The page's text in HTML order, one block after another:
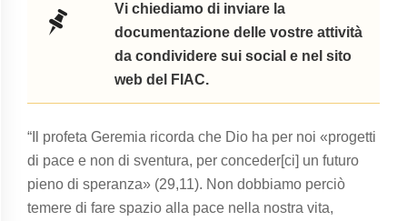
Vi chiediamo di inviare la
documentazione delle vostre attività
da condividere sui social e nel sito
web del FIAC.
“Il profeta Geremia ricorda che Dio ha per noi «progetti
di pace e non di sventura, per conceder[ci] un futuro
pieno di speranza» (29,11). Non dobbiamo perciò
temere di fare spazio alla pace nella nostra vita,